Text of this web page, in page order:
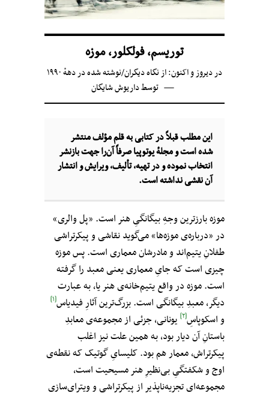
توریسم، فولکلور، موزه
دردیروز و اکنون: از نگاه دیگران/نوشته شده در دههٔ ۱۹۹۰
توسطداریوش شایگان
این مطلب قبلاً در کتابی به قلم مؤلفمنتشر
شده است و مجلهٔ یوتوپیا صرفاً آن‌را جهت بازنشر
انتخاب نموده و در تهیه، تألیف، ویرایش و انتشار
آن نقشی نداشته است.
موزه بارزترین وجهِ بیگانگیِ هنر است. «پل والری»
در «درباره‌ی موزه‌ها» می‌گوید نقاشی و پیکرتراشی
طفلانِ یتیم‌اند و مادرشان معماری است. پس موزه
چیزی است که جایِ معماری یعنی معبد را گرفته
است. موزه در واقع یتیم‌خانه‌ی هنر یا، به عبارت
دیگر، معبدِ بیگانگی‌ است. بزرگ‌ترین آثارِ فیدیاس[۱]
و اسکوپاسِ[۲] یونانی، جزئی از مجموعه‌ی معابدِ
باستانِ آن دیار بود، به همین علت نیز اغلب
پیکرتراش، معمار هم بود. کلیسایِ گوتیک که نقطه‌ی
اوج و شکفتگیِ بی‌نظیرِ هنر مسیحیت است،
مجموعه‌ای تجزیه‌ناپذیر از پیکرتراشی و ویترای‌سازی